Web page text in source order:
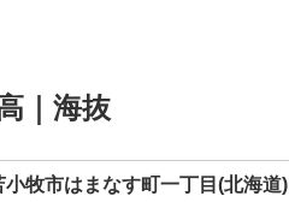
｜海抜
小牧市はまなす町一丁目(北海道)